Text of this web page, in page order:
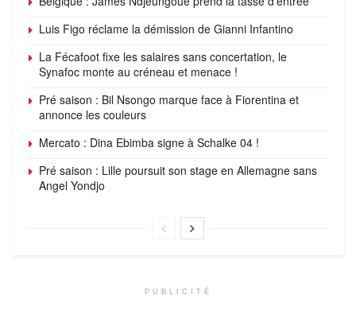
Luis Figo réclame la démission de Gianni Infantino
La Fécafoot fixe les salaires sans concertation, le
Synafoc monte au créneau et menace !
Pré saison : Bil Nsongo marque face à Fiorentina et
annonce les couleurs
Mercato : Dina Ebimba signe à Schalke 04 !
Pré saison : Lille poursuit son stage en Allemagne sans
Angel Yondjo
PUBLICITÉ